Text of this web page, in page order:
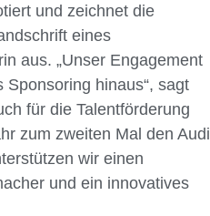
und zeichnet die
eines
aus. „Unser Engagement
hinaus“, sagt
für die Talentförderung
zum zweiten Mal den Audi
wir einen
und ein innovatives